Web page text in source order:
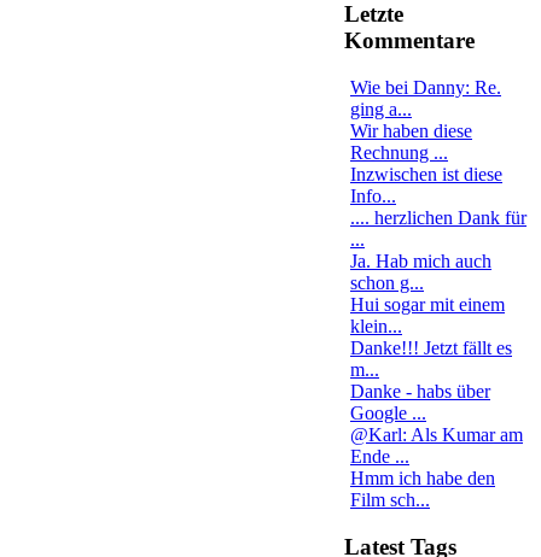
Letzte
Kommentare
Wie bei Danny: Re.
ging a...
Wir haben diese
Rechnung ...
Inzwischen ist diese
Info...
.... herzlichen Dank für
...
Ja. Hab mich auch
schon g...
Hui sogar mit einem
klein...
Danke!!! Jetzt fällt es
m...
Danke - habs über
Google ...
@Karl: Als Kumar am
Ende ...
Hmm ich habe den
Film sch...
Latest Tags